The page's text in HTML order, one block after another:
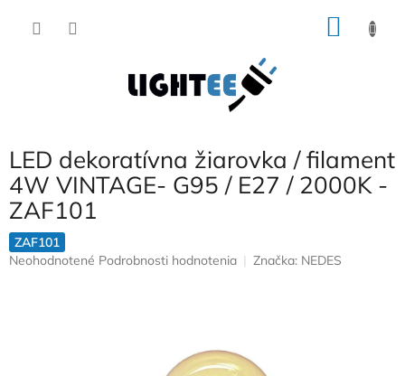
LED dekoratívna žiarovka / filament
4W VINTAGE- G95 / E27 / 2000K -
ZAF101
ZAF101
Priemerné
Neohodnotené Podrobnosti hodnotenia Značka: NEDES